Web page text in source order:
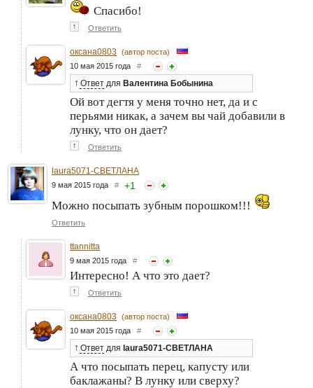
Спасибо!
↑ Ответить
оксана0803 (автор поста)
10 мая 2015 года #
↑ Ответ для Валентина Бобынина
Ой вот дегтя у меня точно нет, да и с
перьями никак, а зачем вы чай добавили в
лунку, что он дает?
↑ Ответить
laura5071-СВЕТЛАНА
9 мая 2015 года # +1
Можно посыпать зубным порошком!!!
Ответить
ttannitta
9 мая 2015 года #
Интересно! А что это дает?
↑ Ответить
оксана0803 (автор поста)
10 мая 2015 года #
↑ Ответ для laura5071-СВЕТЛАНА
А что посыпать перец, капусту или
баклажаны? В лунку или сверху?